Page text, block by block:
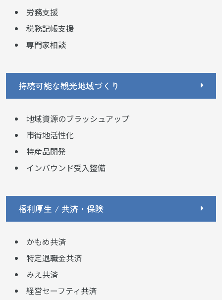
労務支援
税務記帳支援
専門家相談
持続可能な観光地域づくり
地域資源のブラッシュアップ
市街地活性化
特産品開発
インバウンド受入整備
福利厚生 / 共済・保険
かもめ共済
特定退職金共済
みえ共済
経営セーフティ共済